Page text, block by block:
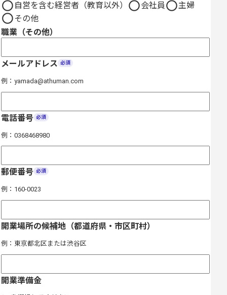
自営を含む経営者（教育以外）
会社員
主婦
その他
職業（その他）
メールアドレス 必須
例：yamada@athuman.com
電話番号 必須
例：0368468980
郵便番号 必須
例：160-0023
開業場所の候補地（都道府県・市区町村）
例：東京都北区または渋谷区
開業準備金